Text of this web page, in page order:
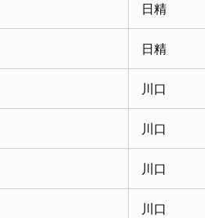
日精
日精
川口
川口
川口
川口